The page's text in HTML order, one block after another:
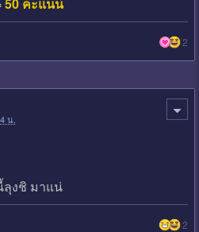
50 คะแนน
2
น.
งชิ มาแน่
2